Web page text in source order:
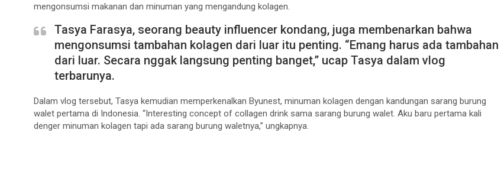
mengonsumsi makanan dan minuman yang mengandung kolagen.
Tasya Farasya, seorang beauty influencer kondang, juga membenarkan bahwa
mengonsumsi tambahan kolagen dari luar itu penting. “Emang harus ada tambahan
dari luar. Secara nggak langsung penting banget,” ucap Tasya dalam vlog
terbarunya.
Dalam vlog tersebut, Tasya kemudian memperkenalkan Byunest, minuman kolagen dengan kandungan sarang burung
walet pertama di Indonesia. “Interesting concept of collagen drink sama sarang burung walet. Aku baru pertama kali
denger minuman kolagen tapi ada sarang burung waletnya,” ungkapnya.